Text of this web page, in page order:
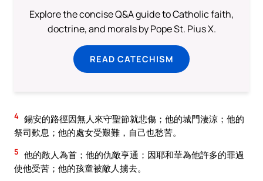
Explore the concise Q&A guide to Catholic faith,
doctrine, and morals by Pope St. Pius X.
READ CATECHISM
4 錫安的路徑因無人來守聖節就悲傷；他的城門淒涼；他的
祭司歎息；他的處女受艱難，自己也愁苦。
5 他的敵人為首；他的仇敵亨通；因耶和華為他許多的罪過
使他受苦；他的孩童被敵人擄去。